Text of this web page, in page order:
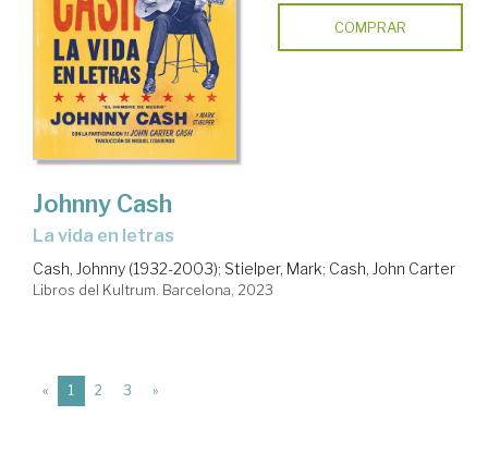
COMPRAR
Johnny Cash
La vida en letras
Cash, Johnny (1932-2003); Stielper, Mark; Cash, John Carter
Libros del Kultrum. Barcelona, 2023
« 1 (current)
2 3 »